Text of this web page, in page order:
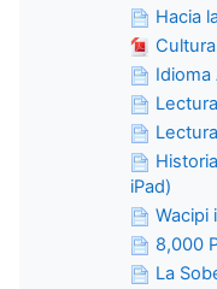
Hacia
Idioma
iPad)
Wacipi
8,000
La